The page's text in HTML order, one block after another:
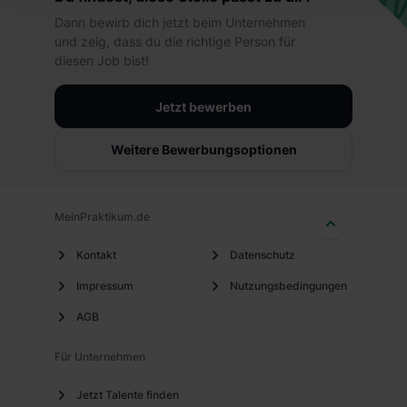
hierbei die Einwilligung zur Übermittlung deiner Daten in
die USA (Art. 49 Abs. 1 S. 1 lit. a) DS-GVO). Die USA
verfügen über kein angemessenes Datenschutzniveau
Einwilligung jederzeit mit Wirkung für die Zukunft ganz
oder teilweise über unsere Datenschutzerklärung unter
dem Punkt „Datenschutz-Einstellungen“ widerrufen.
Informationen:
Datenschutzerklärung
Dann bewirb dich jetzt beim Unternehmen
und zeig, dass du die richtige Person für
diesen Job bist!
Jetzt bewerben
Weitere Bewerbungsoptionen
MeinPraktikum.de
Kontakt
Impressum
AGB
Datenschutz
Nutzungsbedingungen
Für Unternehmen
Jetzt Talente finden